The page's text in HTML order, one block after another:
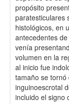
propósito
paratesticulares
histológicos, en
antecedentes
venía
volumen en la
al inicio fue
tamaño se
inguinoescrotal
incluido el signo